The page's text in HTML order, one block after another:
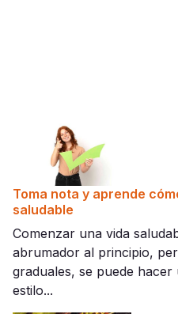
Toma nota y aprende
saludable
Comenzar una vida
abrumador al principio,
graduales, se puede
estilo...